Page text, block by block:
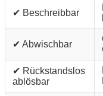
✔ Beschreibbar
✔ Abwischbar
✔ Rückstandslos
ablösbar